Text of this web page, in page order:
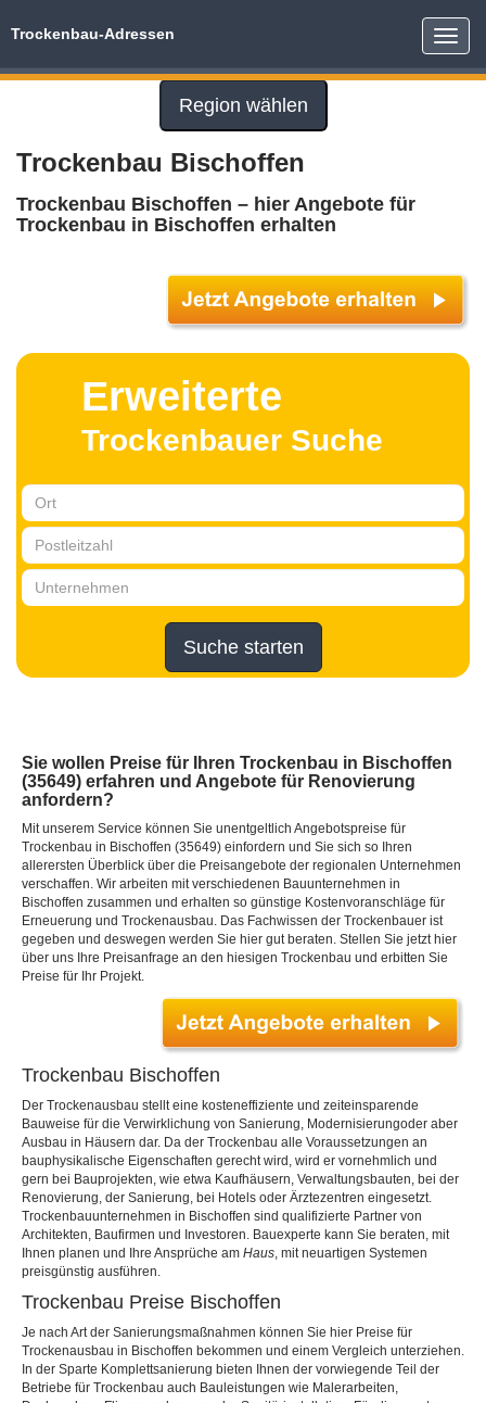
Toggle
Trockenbau-Adressen
Region wählen
Trockenbau Bischoffen
Trockenbau Bischoffen – hier Angebote für
Trockenbau in Bischoffen erhalten
Erweiterte
Trockenbauer Suche
Suche starten
Sie wollen Preise für Ihren Trockenbau in Bischoffen
(35649) erfahren und Angebote für Renovierung
anfordern?
Mit unserem Service können Sie unentgeltlich Angebotspreise für
Trockenbau in Bischoffen (35649) einfordern und Sie sich so Ihren
allerersten Überblick über die Preisangebote der regionalen Unternehmen
verschaffen. Wir arbeiten mit verschiedenen Bauunternehmen in
Bischoffen zusammen und erhalten so günstige Kostenvoranschläge für
Erneuerung und Trockenausbau. Das Fachwissen der Trockenbauer ist
gegeben und deswegen werden Sie hier gut beraten. Stellen Sie jetzt hier
über uns Ihre Preisanfrage an den hiesigen Trockenbau und erbitten Sie
Preise für Ihr Projekt.
Trockenbau Bischoffen
Der Trockenausbau stellt eine kosteneffiziente und zeiteinsparende
Bauweise für die Verwirklichung von Sanierung, Modernisierungoder aber
Ausbau in Häusern dar. Da der Trockenbau alle Voraussetzungen an
bauphysikalische Eigenschaften gerecht wird, wird er vornehmlich und
gern bei Bauprojekten, wie etwa Kaufhäusern, Verwaltungsbauten, bei der
Renovierung, der Sanierung, bei Hotels oder Ärztezentren eingesetzt.
Trockenbauunternehmen in Bischoffen sind qualifizierte Partner von
Architekten, Baufirmen und Investoren. Bauexperte kann Sie beraten, mit
Ihnen planen und Ihre Ansprüche am Haus, mit neuartigen Systemen
preisgünstig ausführen.
Trockenbau Preise Bischoffen
Je nach Art der Sanierungsmaßnahmen können Sie hier Preise für
Trockenausbau in Bischoffen bekommen und einem Vergleich unterziehen.
In der Sparte Komplettsanierung bieten Ihnen der vorwiegende Teil der
Betriebe für Trockenbau auch Bauleistungen wie Malerarbeiten,